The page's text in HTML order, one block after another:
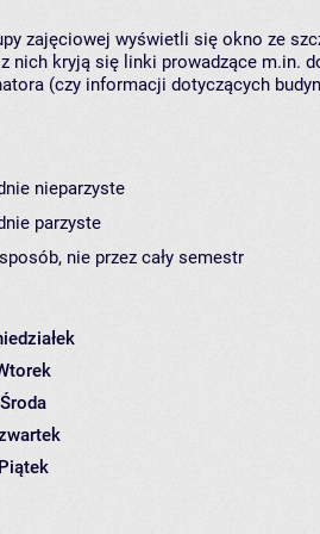
zajęciowej wyświetli się okno ze
nich kryją się linki prowadzące m.in.
(czy informacji dotyczących
nieparzyste
parzyste
nie przez cały semestr
Środa
Piątek